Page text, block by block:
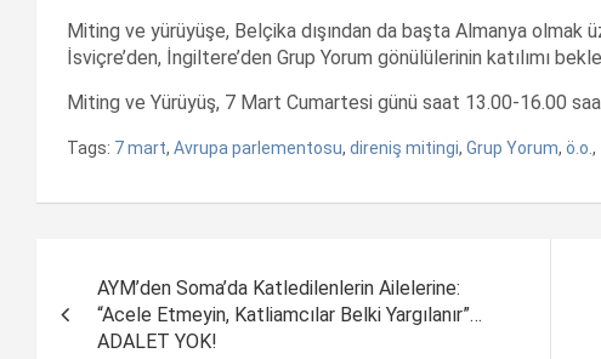
Miting ve yürüyüşe, Belçika dışından da başta Almanya olmak
İsviçre’den, İngiltere’den Grup Yorum gönülülerinin katılımı
Miting ve Yürüyüş, 7 Mart Cumartesi günü saat 13.00-16.00
Tags: 7 mart, Avrupa parlementosu, direniş mitingi, Grup Yorum, ö.o.,
dolaşımı
AYM’den Soma’da Katledilenlerin Ailelerine:
“Acele Etmeyin, Katliamcılar Belki Yargılanır”…
ADALET YOK!